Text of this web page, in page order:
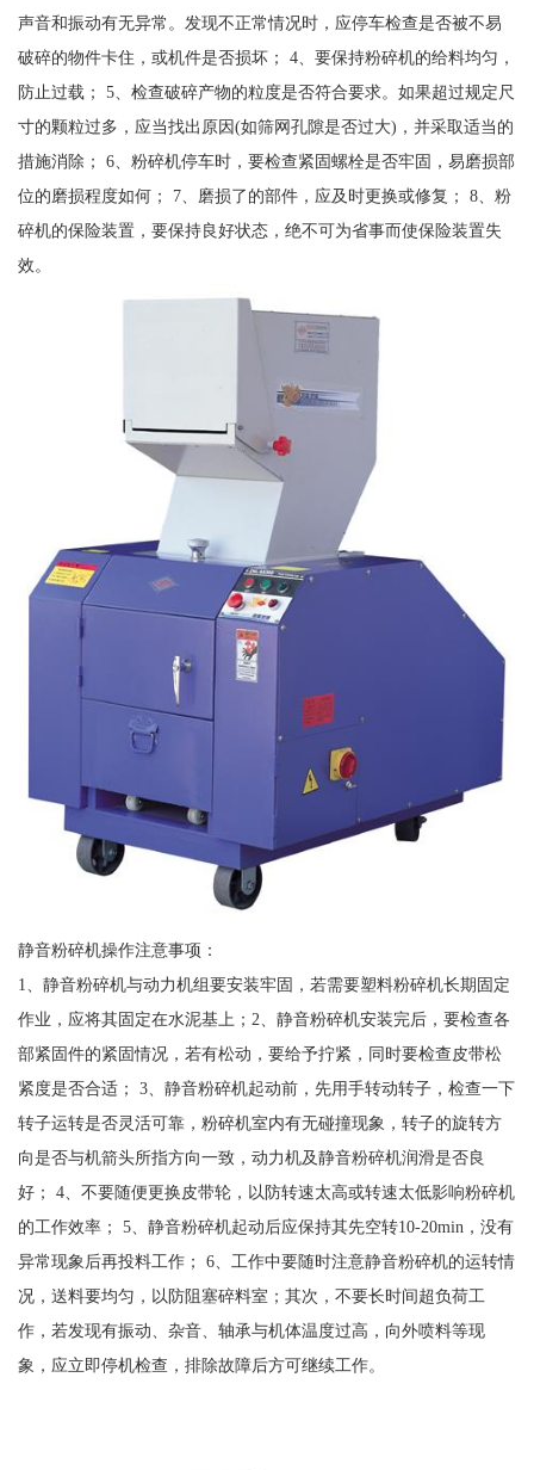
声音和振动有无异常。发现不正常情况时，应停车检查是否被不易
破碎的物件卡住，或机件是否损坏； 4、要保持粉碎机的给料均匀，
防止过载； 5、检查破碎产物的粒度是否符合要求。如果超过规定尺
寸的颗粒过多，应当找出原因(如筛网孔隙是否过大)，并采取适当的
措施消除； 6、粉碎机停车时，要检查紧固螺栓是否牢固，易磨损部
位的磨损程度如何； 7、磨损了的部件，应及时更换或修复； 8、粉
碎机的保险装置，要保持良好状态，绝不可为省事而使保险装置失
效。
静音粉碎机操作注意事项：
1、静音粉碎机与动力机组要安装牢固，若需要塑料粉碎机长期固定
作业，应将其固定在水泥基上；2、静音粉碎机安装完后，要检查各
部紧固件的紧固情况，若有松动，要给予拧紧，同时要检查皮带松
紧度是否合适； 3、静音粉碎机起动前，先用手转动转子，检查一下
转子运转是否灵活可靠，粉碎机室内有无碰撞现象，转子的旋转方
向是否与机箭头所指方向一致，动力机及静音粉碎机润滑是否良
好； 4、不要随便更换皮带轮，以防转速太高或转速太低影响粉碎机
的工作效率； 5、静音粉碎机起动后应保持其先空转10-20min，没有
异常现象后再投料工作； 6、工作中要随时注意静音粉碎机的运转情
况，送料要均匀，以防阻塞碎料室；其次，不要长时间超负荷工
作，若发现有振动、杂音、轴承与机体温度过高，向外喷料等现
象，应立即停机检查，排除故障后方可继续工作。